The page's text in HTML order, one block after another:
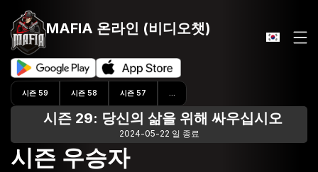
MAFIA 온라인 (비디오챗)
시즌 59 시즌 58 시즌 57
시즌 29: 당신의 삶을 위해 싸우십시오
2024-05-22 일 종료
시즌 우승자